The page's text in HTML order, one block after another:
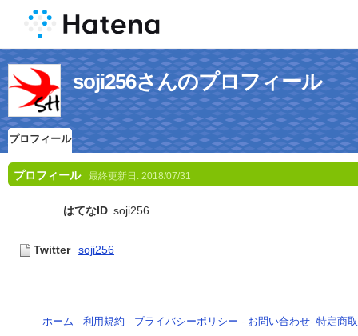
soji256さんのプロフィール
プロフィール
プロフィール 最終更新日: 2018/07/31
はてなID soji256
Twitter soji256
ホーム - 利用規約 - プライバシーポリシー - お問い合わせ- 特定商